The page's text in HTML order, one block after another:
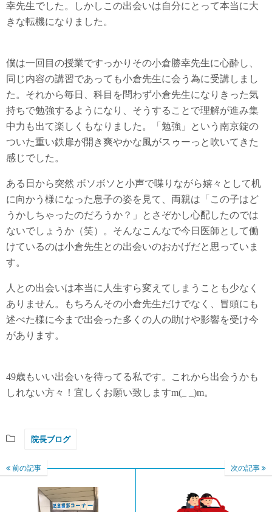
幸先生でした。しかしこの出会いは自分にとって本当に大
きな転機になりました。
僕は一回目の授業ですっかりその小倉勝幸先生に心酔し、
同じ内容の講習であっても小倉先生に会う為に受講しまし
た。それから毎日、科目を問わず小倉先生になりきった気
持ちで勉強するようになり、そうすることで理解が進み集
中力も出て楽しくもなりました。「勉強」という南京錠の
ついた重い鉄扉が開き爽やかな風がスゥーっと吹いてきた
感じでした。
ある日から突然 ボソボソと小声で喋りながら嬉々として机
に向かう様になった息子の姿を見て、両親は「この子はど
うかしちゃったのだろうか？」とさぞかし心配したのでは
ないでしょうか（笑）。そんなこんなで今日医師として働
けているのは小倉先生との出会いのおかげだと思っていま
す。
人との出会いは本当に人生すら変えてしまうことも少なく
ありません。もちろんその小倉先生だけでなく、冒頭にも
述べた様に今まで出会った多くの人の助けや影響を受け今
があります。
49歳もいい出会いを待ってる私です。これから出会うかも
しれない方々！宜しくお願い致しますm(_ _)m。
院長ブログ
前の記事 次の記事